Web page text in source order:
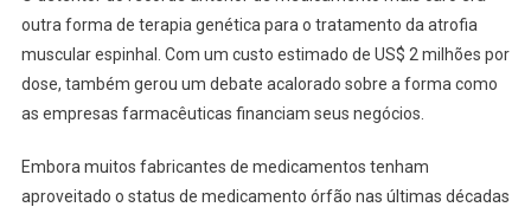
outra forma de terapia genética para o tratamento da atrofia
muscular espinhal. Com um custo estimado de US$ 2 milhões por
dose, também gerou um debate acalorado sobre a forma como
as empresas farmacêuticas financiam seus negócios.
Embora muitos fabricantes de medicamentos tenham
aproveitado o status de medicamento órfão nas últimas décadas